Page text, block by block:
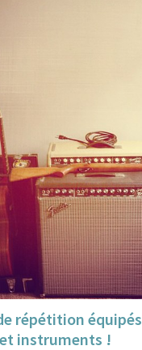
répétition équipés
instruments !